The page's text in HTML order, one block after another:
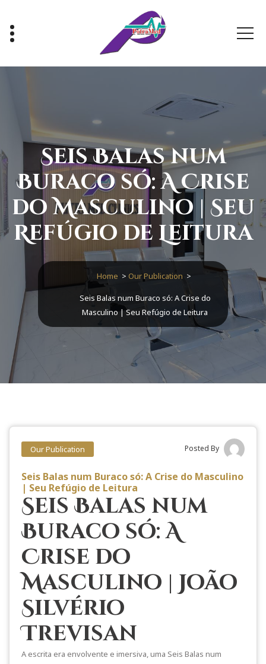
content
Seis Balas num
Buraco só: A Crise
do Masculino | Seu
Refúgio de Leitura
Home > Our Publication >
Seis Balas num Buraco só: A Crise do
Masculino | Seu Refúgio de Leitura
Our Publication Posted By
Seis Balas num Buraco só: A Crise do Masculino
| Seu Refúgio de Leitura
Seis Balas num
Buraco só: A
Crise do
Masculino | João
Silvério
Trevisan
A escrita era envolvente e imersiva, uma Seis Balas num